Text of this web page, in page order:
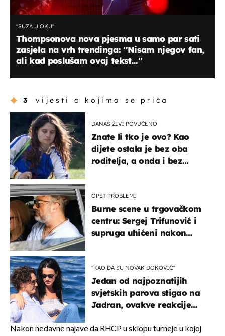
''SUZA U OKU''
Thompsonova nova pjesma u samo par sati
zasjela na vrh trendinga: ''Nisam njegov fan,
ali kad poslušam ovaj tekst...''
3 vijesti o kojima se priča
DANAS ŽIVI POVUČENO
Znate li tko je ovo? Kao
dijete ostala je bez oba
roditelja, a onda i bez
OPET PROBLEMI
Burne scene u trgovačkom
centru: Sergej Trifunović i
supruga uhićeni nakon
"KAO DA SU NOVAK ĐOKOVIĆ"
Jedan od najpoznatijih
svjetskih parova stigao na
Jadran, ovakve reakcije
Nakon nedavne najave da RHCP u sklopu turneje u kojoj